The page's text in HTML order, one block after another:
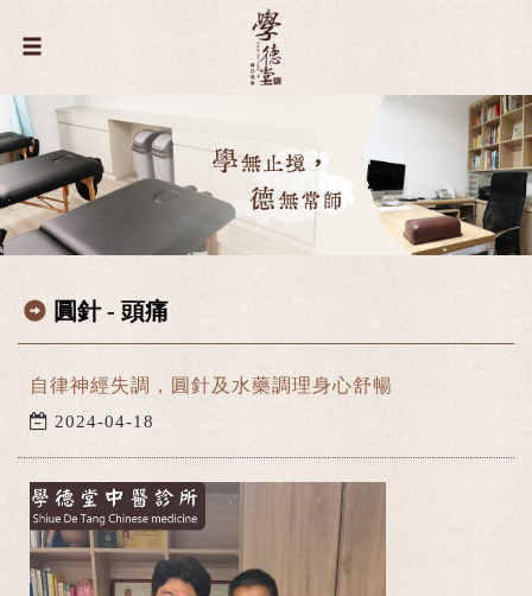
圓針 - 頭痛
自律神經失調，圓針及水藥調理身心舒暢
2024-04-18